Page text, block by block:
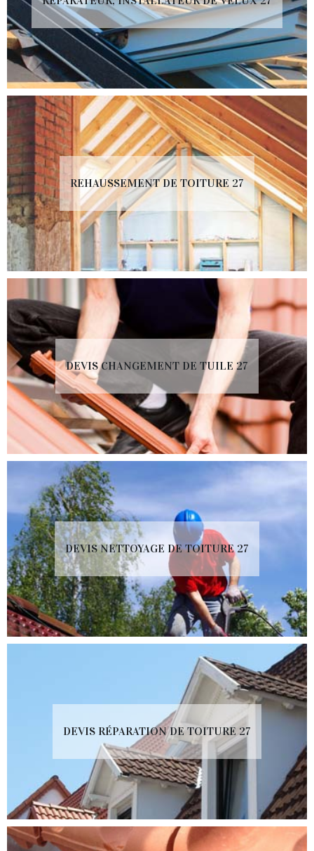
REHAUSSEMENT DE TOITURE 27
DEVIS CHANGEMENT DE TUILE 27
DEVIS NETTOYAGE DE TOITURE 27
DEVIS RÉPARATION DE TOITURE 27